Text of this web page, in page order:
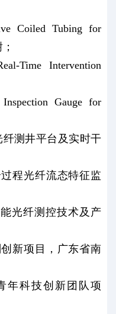
Coiled Tubing for
Time Intervention
Gauge for
纤测井平台及实时干
程光纤流态特征监
光纤测控技术及产
新项目，广东省南
年科技创新团队项